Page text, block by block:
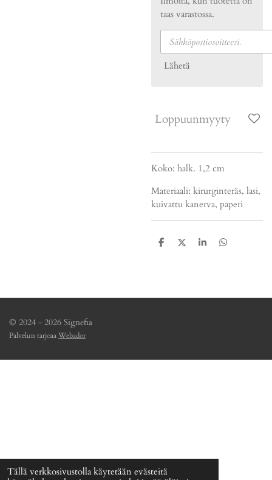
Tällä verkkosivustolla käytetään evästeitä
taas varastossa.
Lähetä
Loppuunmyyty
Koko: halk. 1,2 cm
Materiaali: kirurginteräs, lasi,
kuivattu kanerva, paperi
J
J
J
J
© 2024 - 2026 Signefia
Palvelun tarjoaaWebador